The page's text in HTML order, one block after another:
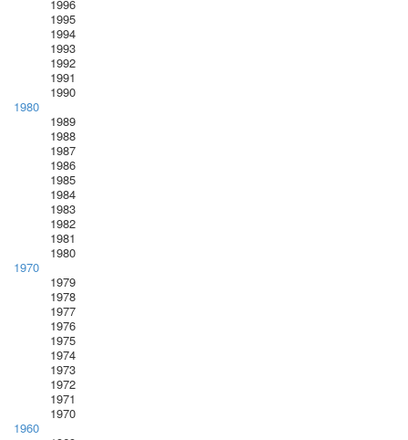
1996
1995
1994
1993
1992
1991
1990
1980
1989
1988
1987
1986
1985
1984
1983
1982
1981
1980
1970
1979
1978
1977
1976
1975
1974
1973
1972
1971
1970
1960